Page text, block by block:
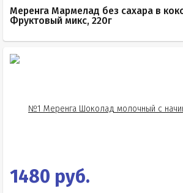
Меренга Мармелад без сахара в
Фруктовый микс, 220г
1480 руб.